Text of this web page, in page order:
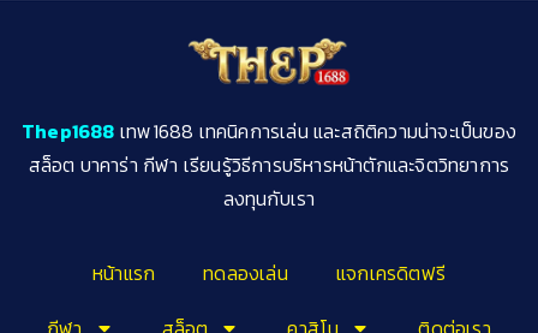
Thep1688 เทพ1688 เทคนิคการเล่น และสถิติความน่าจะเป็นของ
สล็อต บาคาร่า กีฬา เรียนรู้วิธีการบริหารหน้าตักและจิตวิทยาการ
ลงทุนกับเรา
หน้าแรก ทดลองเล่น
แจกเครดิตฟรี